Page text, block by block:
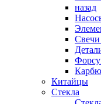
назад
Свечи
Китайцы
Стекла